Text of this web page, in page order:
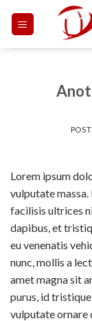
Lorem ipsum
vulputate massa.
facilisis ultrices
dapibus, et
eu venenatis
nunc, mollis a
amet magna sit
purus, id
vulputate ornare